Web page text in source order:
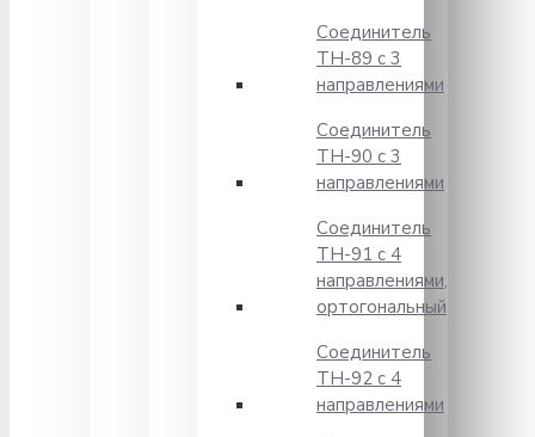
Соединитель
TH-89 с 3
направлениями
Соединитель
TH-90 с 3
направлениями
Соединитель
TH-91 с 4
направлениями,
ортогональный
Соединитель
TH-92 с 4
направлениями